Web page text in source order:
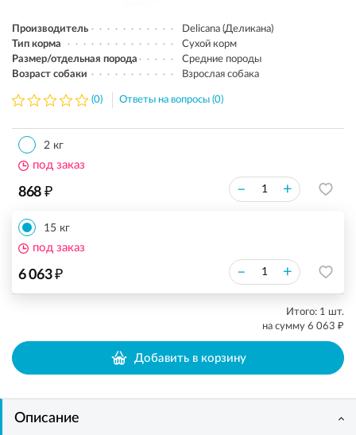
Производитель
Delicana (Деликана)
Тип корма
Сухой корм
Размер/отдельная порода
Средние породы
Возраст собаки
Взрослая собака
(0) Ответы на вопросы (0)
2 кг
868 ₽ – +
под заказ
15 кг
6 063₽ – +
под заказ
Итого: 1 шт.
на сумму 6 063 ₽
Добавить в корзину
Описание